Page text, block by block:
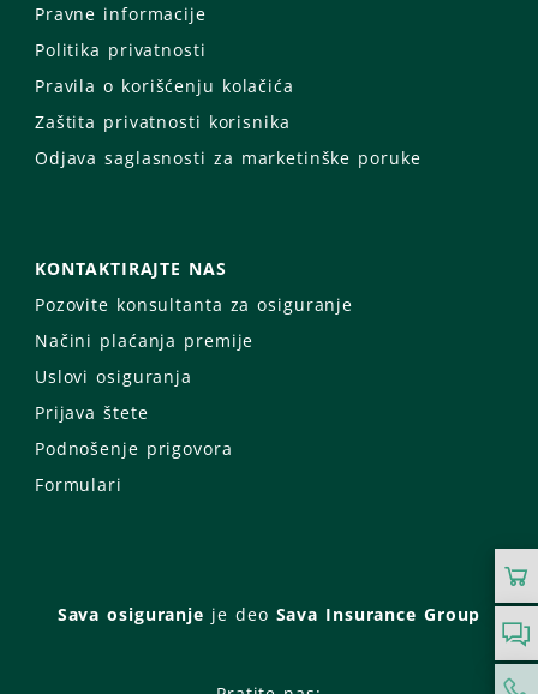
Pravne informacije
Politika privatnosti
Pravila o korišćenju kolačića
Zaštita privatnosti korisnika
Odjava saglasnosti za marketinške poruke
KONTAKTIRAJTE NAS
Pozovite konsultanta za osiguranje
Načini plaćanja premije
Uslovi osiguranja
Prijava štete
Podnošenje prigovora
Formulari
Sava osiguranje je deo Sava Insurance Group